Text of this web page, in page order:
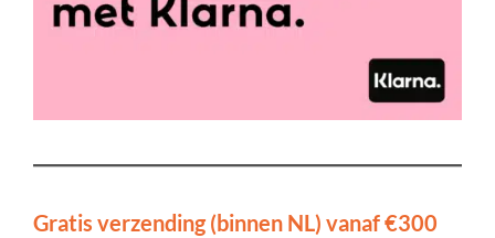
Gratis verzending (binnen NL) vanaf €300